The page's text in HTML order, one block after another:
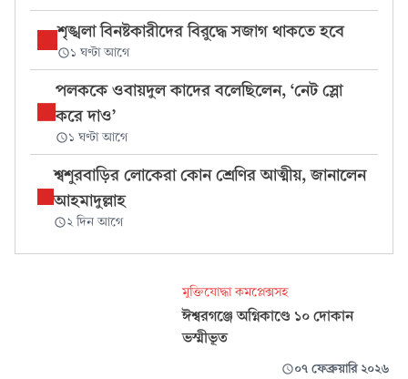
শৃঙ্খলা বিনষ্টকারীদের বিরুদ্ধে সজাগ থাকতে হবে
১ ঘণ্টা আগে
পলককে ওবায়দুল কাদের বলেছিলেন, ‘নেট স্লো
করে দাও’
১ ঘণ্টা আগে
শ্বশুরবাড়ির লোকেরা কোন শ্রেণির আত্মীয়, জানালেন
আহমাদুল্লাহ
২ দিন আগে
মুক্তিযোদ্ধা কমপ্লেক্সসহ
ঈশ্বরগঞ্জে অগ্নিকাণ্ডে ১০ দোকান
ভস্মীভূত
০৭ ফেব্রুয়ারি ২০২৬